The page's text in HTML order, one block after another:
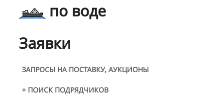
по воде
Заявки
ЗАПРОСЫ НА ПОСТАВКУ, АУКЦИОНЫ
+ ПОИСК ПОДРЯДЧИКОВ